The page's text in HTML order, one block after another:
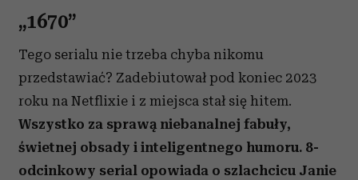
„1670”
Tego serialu nie trzeba chyba nikomu
przedstawiać? Zadebiutował pod koniec 2023
roku na Netflixie i z miejsca stał się hitem.
Wszystko za sprawą niebanalnej fabuły,
świetnej obsady i inteligentnego humoru. 8-
odcinkowy serial opowiada o szlachcicu Janie